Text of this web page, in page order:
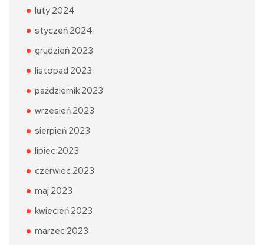
luty 2024
styczeń 2024
grudzień 2023
listopad 2023
październik 2023
wrzesień 2023
sierpień 2023
lipiec 2023
czerwiec 2023
maj 2023
kwiecień 2023
marzec 2023